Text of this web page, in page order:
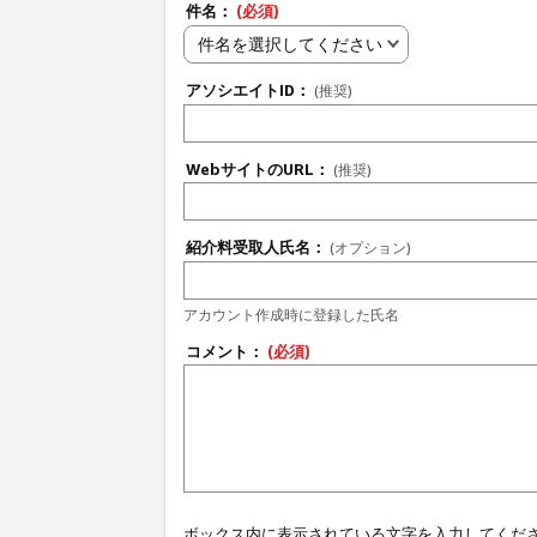
件名： (必須)
件名を選択してください
アソシエイトID： (推奨)
WebサイトのURL： (推奨)
紹介料受取人氏名： (オプション)
アカウント作成時に登録した氏名
コメント： (必須)